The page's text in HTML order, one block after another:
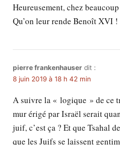
Heureusement, chez
Qu’on leur rende Benoît XVI !
pierre frankenhauser dit :
8 juin 2019 à 18 h 42 min
A suivre la « logique » de ce
mur érigé par Israël serait
juif, c’est ça ? Et que Tsahal
que les Juifs se laissent